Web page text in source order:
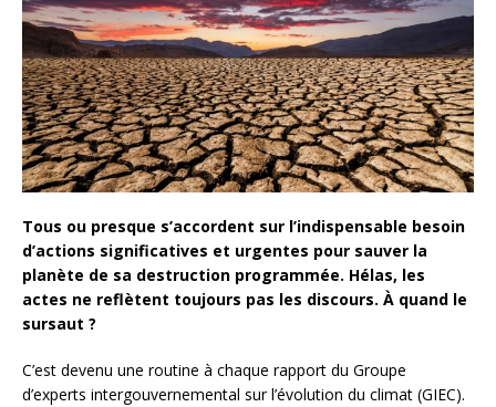
Tous ou presque s’accordent sur l’indispensable besoin
d’actions significatives et urgentes pour sauver la
planète de sa destruction programmée. Hélas, les
actes ne reflètent toujours pas les discours. À quand le
sursaut ?
C’est devenu une routine à chaque rapport du Groupe
d’experts intergouvernemental sur l’évolution du climat (GIEC).